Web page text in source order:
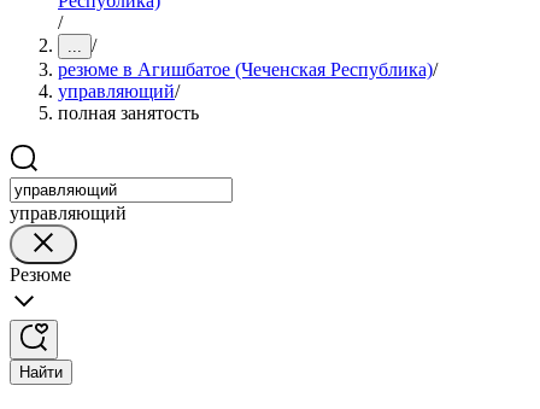
/
... /
резюме в Агишбатое (Чеченская Республика)/
управляющий/
полная занятость
управляющий
Резюме
Найти